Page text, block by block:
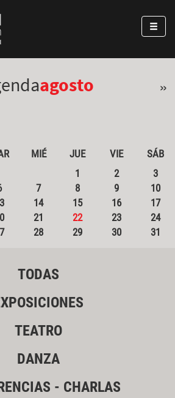
agosto »
MIÉ JUE VIE
SÁB
1
2
3
7 8 9
10
14 15 16
17
21 22 23
24
28 29 30 31
TODAS
TEATRO
DANZA
- CHARLAS